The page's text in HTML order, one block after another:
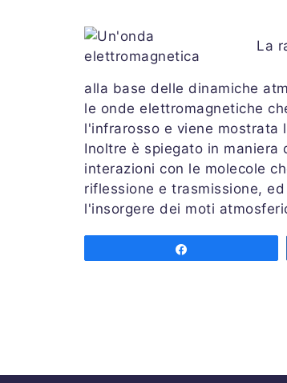
La
alla base delle dinamiche
le onde elettromagnetiche
l'infrarosso e viene mostrata
Inoltre è spiegato in maniera
interazioni con le molecole
riflessione e trasmissione,
l'insorgere dei moti